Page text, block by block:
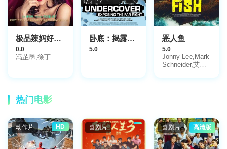
极品辣妈好威武
0.0
冯芷墨,徐丁
卧底：揭露极右翼
5.0
恶人鱼
5.0
Jonny Lee,Mark
Schneider,艾比·
热门电影
动作片 HD 喜剧片 喜剧片 高清版